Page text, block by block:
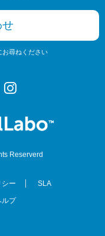
せ
お尋ねください
Reserverd
シー SLA
ルプ